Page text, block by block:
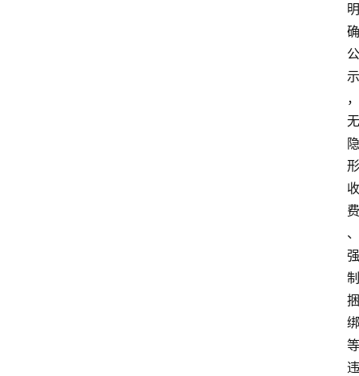
明
确
公
示
，
无
隐
形
收
费
、
强
制
捆
绑
等
违